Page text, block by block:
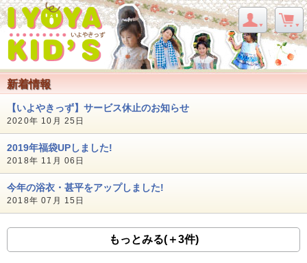
新着情報
【いよやきっず】サービス休止のお知らせ
2020年 10月 25日
2019年福袋UPしました!
2018年 11月 06日
今年の浴衣・甚平をアップしました!
2018年 07月 15日
もっとみる(＋3件)